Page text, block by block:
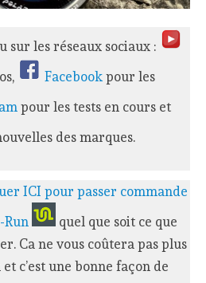
sur les réseaux sociaux :
Facebookpour les
pour les tests en cours et
des marques.
ICI pour passer commande
Run
quel que soit ce que
Ca ne vous coûtera pas plus
c’est une bonne façon de